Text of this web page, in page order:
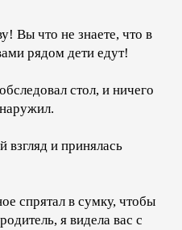
Вы что не знаете, что в
рядом дети едут!
стол, и ничего
и принялась
спрятал в сумку, чтобы
я видела вас с